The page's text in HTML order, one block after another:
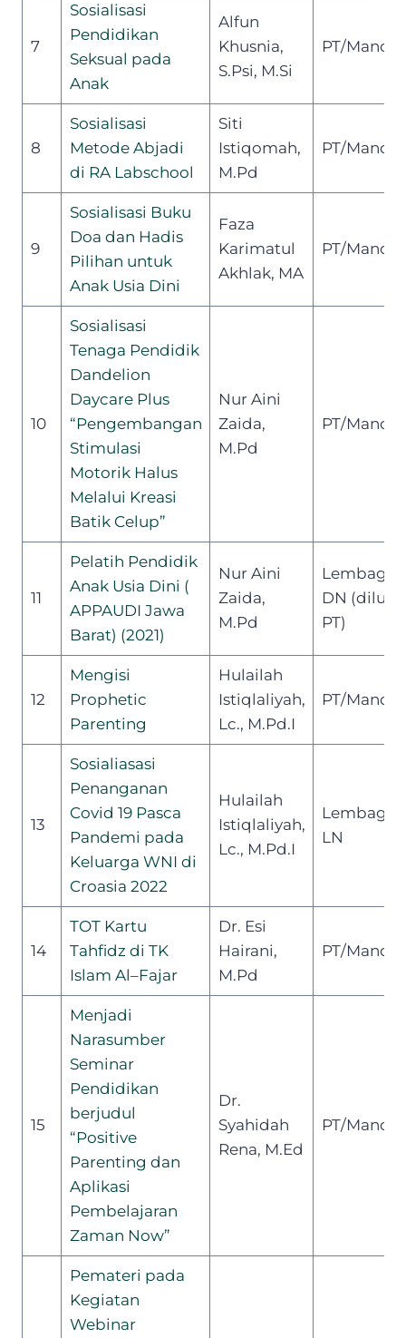
7
Sosialisasi
Pendidikan
Seksual pada
Anak
Alfun
Khusnia,
S.Psi, M.Si
PT/Mandiri
8
Sosialisasi
Metode Abjadi
di RA Labschool
Siti
Istiqomah,
M.Pd
PT/Mandiri
9
Sosialisasi Buku
Doa dan Hadis
Pilihan untuk
Anak Usia Dini
Faza
Karimatul
Akhlak, MA
PT/Mandiri
10
Sosialisasi
Tenaga Pendidik
Dandelion
Daycare Plus
“Pengembangan
Stimulasi
Motorik Halus
Melalui Kreasi
Batik Celup”
Nur Aini
Zaida,
M.Pd
PT/Mandiri
11
Pelatih Pendidik
Anak Usia Dini (
APPAUDI Jawa
Barat) (2021)
Nur Aini
Zaida,
M.Pd
Lembaga
DN (diluar
PT)
12
Mengisi
Prophetic
Parenting
Hulailah
Istiqlaliyah,
Lc., M.Pd.I
PT/Mandiri
13
Sosialiasasi
Penanganan
Covid 19 Pasca
Pandemi pada
Keluarga WNI di
Croasia 2022
Hulailah
Istiqlaliyah,
Lc., M.Pd.I
Lembaga
LN
14
TOT Kartu
Tahfidz di TK
Islam Al–Fajar
Dr. Esi
Hairani,
M.Pd
PT/Mandiri
15
Menjadi
Narasumber
Seminar
Pendidikan
berjudul
“Positive
Parenting dan
Aplikasi
Pembelajaran
Zaman Now”
Dr.
Syahidah
Rena, M.Ed
PT/Mandiri
Pemateri pada
Kegiatan
Webinar